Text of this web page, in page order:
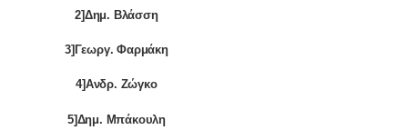
2]Δημ. Βλάσση
3]Γεωργ. Φαρμάκη
4]Ανδρ. Ζώγκο
5]Δημ. Μπάκουλη